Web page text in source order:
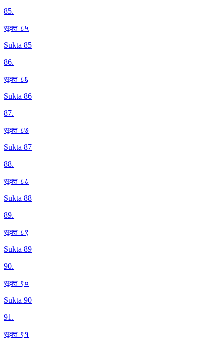
85.
सूक्त ८५
Sukta 85
86.
सूक्त ८६
Sukta 86
87.
सूक्त ८७
Sukta 87
88.
सूक्त ८८
Sukta 88
89.
सूक्त ८९
Sukta 89
90.
सूक्त ९०
Sukta 90
91.
सूक्त ९१